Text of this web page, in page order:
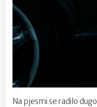
Na pjesmi se radilo